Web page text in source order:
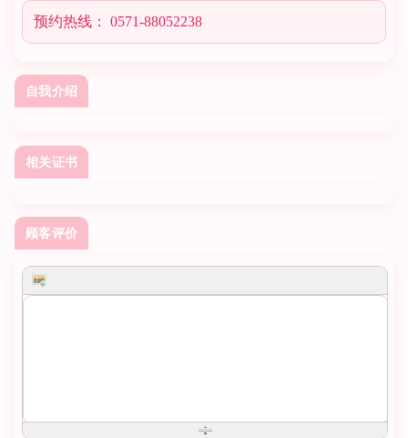
预约热线： 0571-88052238
自我介绍
相关证书
顾客评价